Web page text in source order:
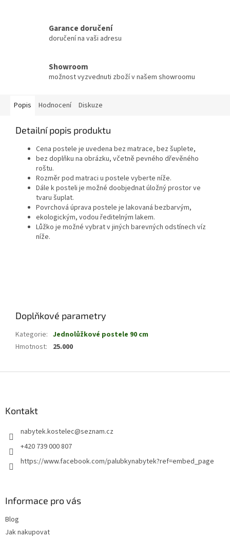
Garance doručení
doručení na vaši adresu
Showroom
možnost vyzvednuti zboží v našem showroomu
Popis Hodnocení Diskuze
Detailní popis produktu
Cena postele je uvedena bez matrace, bez šuplete,
bez doplňku na obrázku, včetně pevného dřevěného
roštu.
Rozměr pod matraci u postele vyberte níže.
Dále k posteli je možné doobjednat úložný prostor ve
tvaru šuplat.
Povrchová úprava postele je lakovaná bezbarvým,
ekologickým, vodou ředitelným lakem.
Lůžko je možné vybrat v jiných barevných odstínech víz
níže.
Doplňkové parametry
Kategorie: Jednolůžkové postele 90 cm
Hmotnost: 25.000
Kontakt
nabytek.kostelec@seznam.cz
+420 739 000 807
https://www.facebook.com/palubkynabytek?ref=embed_page
Informace pro vás
Blog
Jak nakupovat